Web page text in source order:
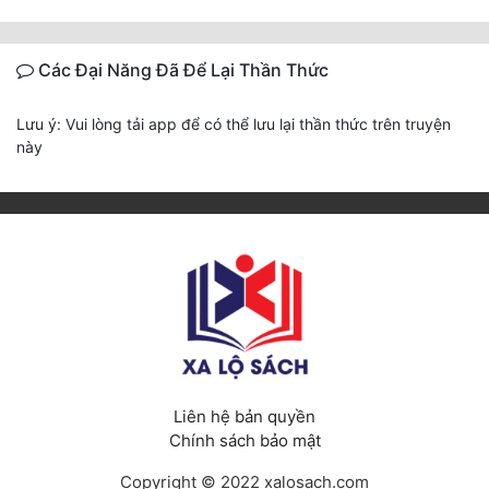
Các Đại Năng Đã Để Lại Thần Thức
Lưu ý: Vui lòng tải app để có thể lưu lại thần thức trên truyện
này
Liên hệ bản quyền
Chính sách bảo mật
Copyright © 2022 xalosach.com